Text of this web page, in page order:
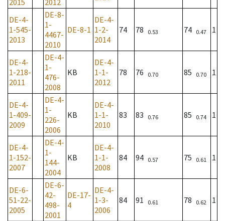
2015
2012
DE-4-
1-545-
2013
DE-8-
1-
4467-
2010
DE-8-1
DE-4-
1-2-
2014
74 78 0.53 74 0.47 1
DE-4-
1-218-
2011
DE-4-
1-
476-
2008
KB
DE-4-
1-1-
2012
78 76 0.70 85 0.70 1
DE-4-
1-409-
2009
DE-4-
1-
226-
2006
KB
DE-4-
1-1-
2010
83 83 0.76 85 0.74 1
DE-4-
1-152-
2007
DE-4-
1-
144-
2004
KB
DE-4-
1-1-
2008
84 94 0.57 75 0.61 1
DE-6-
51-22-
2005
DE-6-
42-
498-
2001
DE-17-
4
DE-4-
1-3-
2006
84 91 0.61 78 0.62 1